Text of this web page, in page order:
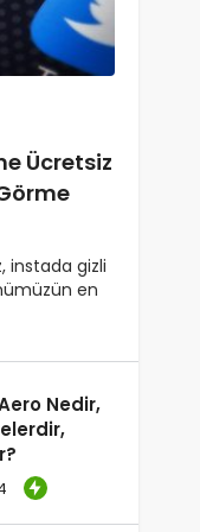
Ücretsiz
instada gizli
en
Nedir,